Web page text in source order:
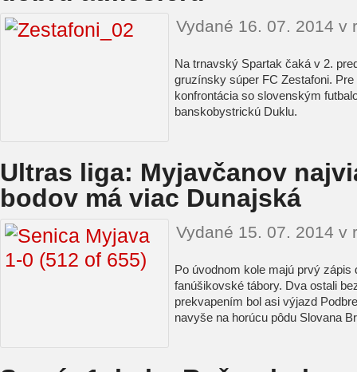
Vydané 16. 07. 2014 v
Na trnavský Spartak čaká v 2.
gruzínsky súper FC Zestafoni.
konfrontácia so slovenským
banskobystrickú Duklu.
Ultras liga: Myjavčanov
bodov má viac Dunajská
Vydané 15. 07. 2014 v
Po úvodnom kole majú prvý
fanúšikovské tábory. Dva ostali
prekvapením bol asi výjazd
navyše na horúcu pôdu Slovana